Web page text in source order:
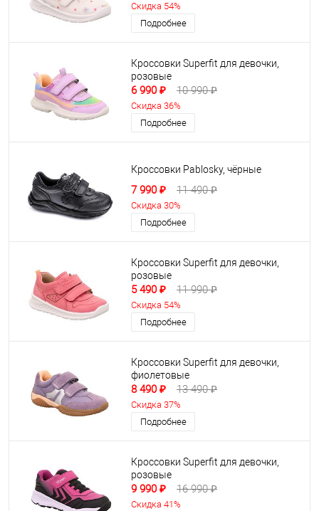
Скидка 54%
Подробнее
Кроссовки Superfit для девочки,
розовые
6 990 ₽ 10 990 ₽
Скидка 36%
Подробнее
Кроссовки Pablosky, чёрные
7 990 ₽ 11 490 ₽
Скидка 30%
Подробнее
Кроссовки Superfit для девочки,
розовые
5 490 ₽ 11 990 ₽
Скидка 54%
Подробнее
Кроссовки Superfit для девочки,
фиолетовые
8 490 ₽ 13 490 ₽
Скидка 37%
Подробнее
Кроссовки Superfit для девочки,
розовые
9 990 ₽ 16 990 ₽
Скидка 41%